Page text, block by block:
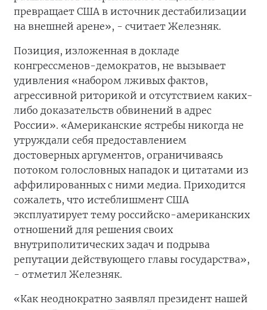
превращает США в источник дестабилизации
на внешней арене», - считает Железняк.
Позиция, изложенная в докладе
конгрессменов-демократов, не вызывает
удивления «набором лживых фактов,
агрессивной риторикой и отсутствием каких-
либо доказательств обвинений в адрес
России». «Американские ястребы никогда не
утруждали себя предоставлением
достоверных аргументов, ограничиваясь
потоком голословных нападок и цитатами из
аффилированных с ними медиа. Приходится
сожалеть, что истеблишмент США
эксплуатирует тему российско-американских
отношений для решения своих
внутриполитических задач и подрыва
репутации действующего главы государства»,
- отметил Железняк.
«Как неоднократно заявлял президент нашей